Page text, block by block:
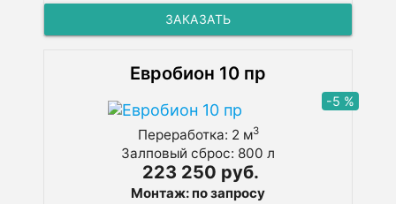
ЗАКАЗАТЬ
Евробион 10 пр
-5 %
Переработка: 2 м3
Залповый сброс: 800 л
223 250 руб.
Монтаж: по запросу